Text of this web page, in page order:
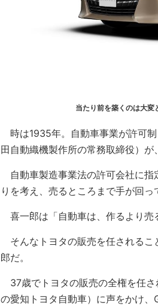
当たり前を築くのは大
時は1935年。自動車事業が許可
田自動織機製作所の常務取締役）が
自動車製造事業法の許可会社に指
りを考え、売るところまで手が回っ
喜一郎は「自動車は、作るより売
そんなトヨタの販売を任されるこ
郎だ。
37歳でトヨタの販売の全権を任
の愛知トヨタ自動車）に声をかけ、